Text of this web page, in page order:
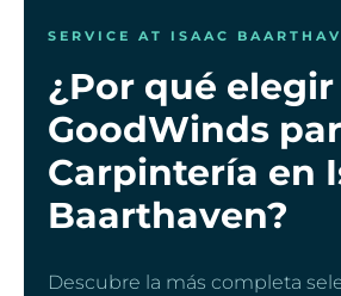
SERVICE AT ISAAC
¿Por qué elegir
GoodWinds
Carpintería en
Baarthaven?
Descubre la más completa